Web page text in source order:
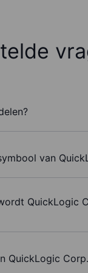
van
QuickLogic
QuickLogic